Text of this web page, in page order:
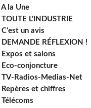
la Une
L'INDUSTRIE
un avis
RÉFLEXION !
et salons
conjoncture
Radios-Medias-Net
et chiffres